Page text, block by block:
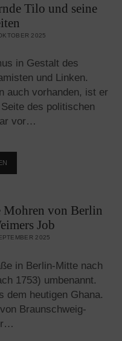
AUF
WESTEN
SO
SCHNELL,
SIE
GEKOMMEN
SIND
Tilo und seine
2025
in Gestalt des
und Linken.
auch vorhanden, ist er
des politischen
vor…
UND
ALTERNDE
TILO
UND
von Berlin
Job
2025
in Berlin-Mitte nach
1753) umbenannt.
dem heutigen Ghana.
Braunschweig-